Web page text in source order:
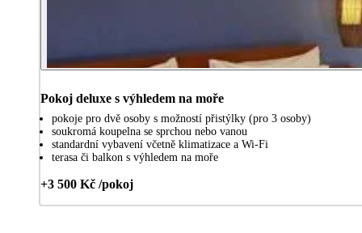
Pokoj deluxe s výhledem na moře
pokoje pro dvě osoby s možností přistýlky (pro 3 osoby)
soukromá koupelna se sprchou nebo vanou
standardní vybavení včetně klimatizace a Wi-Fi
terasa či balkon s výhledem na moře
+3 500 Kč /pokoj